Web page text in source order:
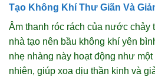
Tạo Không Khí Thư Giãn Và
Âm thanh róc rách của nước chảy
nhà tạo nên bầu không khí yên
nhẹ nhàng này hoạt động như
nhiên, giúp xoa dịu thần kinh và